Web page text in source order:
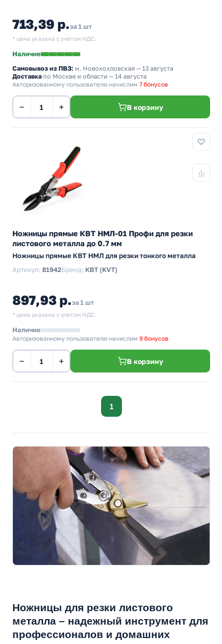
713,39 р.за 1 шт
* цена указана с учетом НДС.
Наличие
Самовывоз из ПВЗ: м. Новохохловская — 13 августа
Доставка по Москве и области — 14 августа
Авторизованному пользователю начислим 7 бонусов
− + В корзину
Ножницы прямые КВТ НМЛ-01 Профи для резки
листового металла до 0.7 мм
Ножницы прямые КВТ НМЛ для резки тонкого металла
Артикул: 81942Бренд: КВТ (KVT)
897,93 р.за 1 шт
* цена указана с учетом НДС.
Наличие
Авторизованному пользователю начислим 9 бонусов
− + В корзину
1
Ножницы для резки листового
металла – надежный инструмент для
профессионалов и домашних